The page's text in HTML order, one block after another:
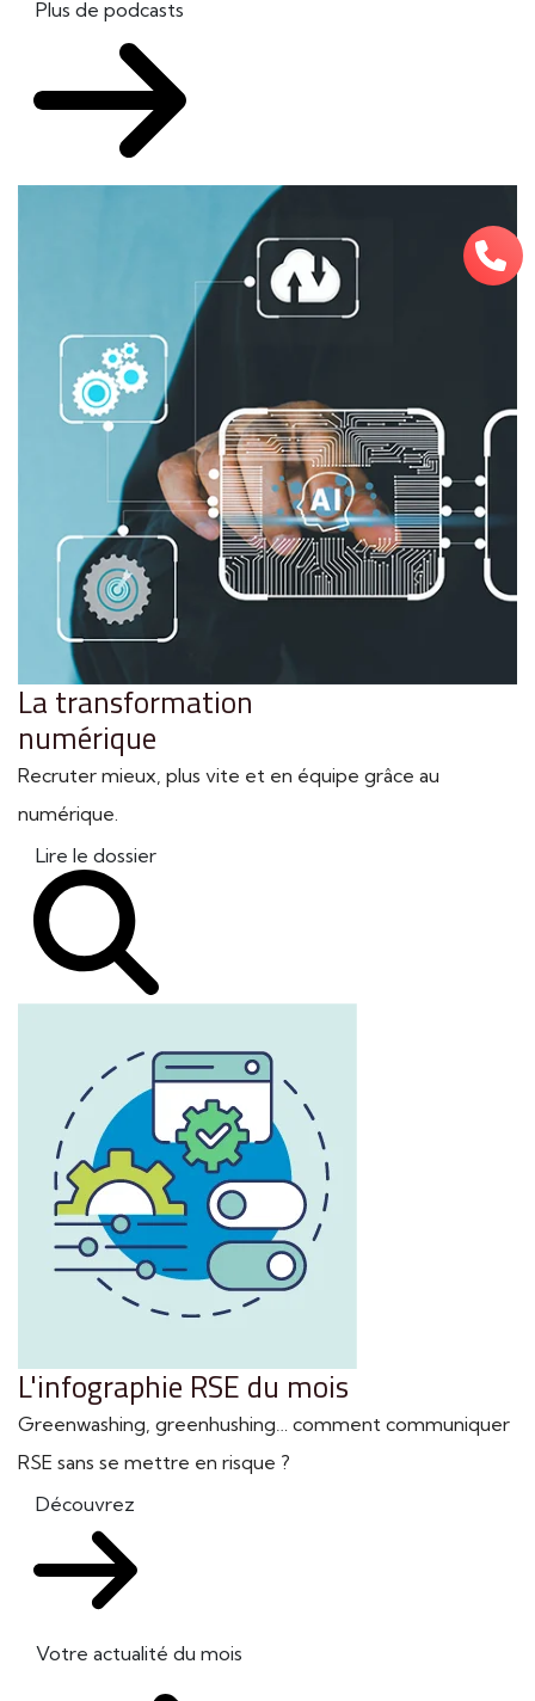
Plus de podcasts
La transformation
numérique
Recruter mieux, plus vite et en équipe grâce au
numérique.
Lire le dossier
L'infographie RSE du mois
Greenwashing, greenhushing… comment communiquer
RSE sans se mettre en risque ?
Découvrez
Votre actualité du mois